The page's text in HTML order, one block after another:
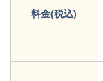
料金(税込)